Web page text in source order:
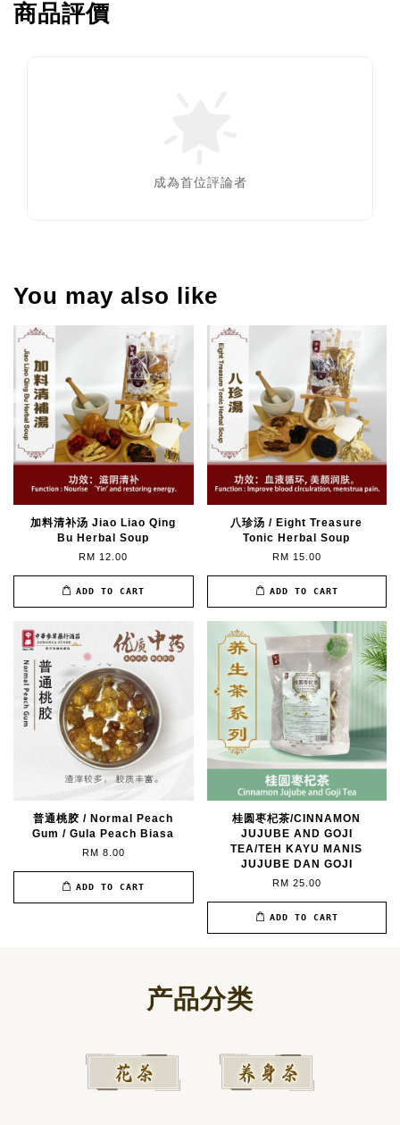
商品評價
成為首位評論者
You may also like
加料清补汤 Jiao Liao Qing
Bu Herbal Soup
RM 12.00
ADD TO CART
八珍汤 / Eight Treasure
Tonic Herbal Soup
RM 15.00
ADD TO CART
普通桃胶 / Normal Peach
Gum / Gula Peach Biasa
RM 8.00
ADD TO CART
桂圆枣杞茶/CINNAMON
JUJUBE AND GOJI
TEA/TEH KAYU MANIS
JUJUBE DAN GOJI
RM 25.00
ADD TO CART
产品分类